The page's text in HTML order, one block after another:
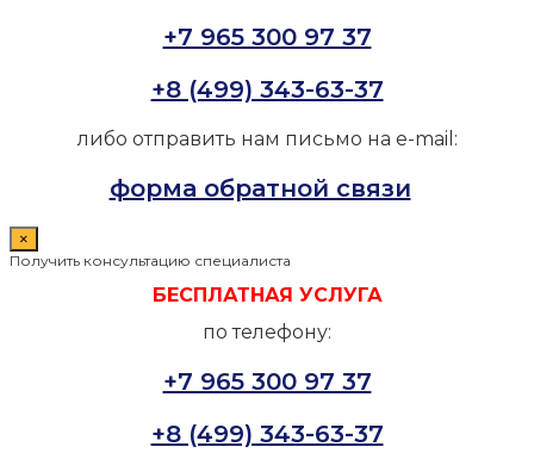
+7 965 300 97 37
+8 (499) 343-63-37
либо отправить нам письмо на e-mail:
форма обратной связи
×
Получить консультацию специалиста
БЕСПЛАТНАЯ УСЛУГА
по телефону:
+7 965 300 97 37
+8 (499) 343-63-37